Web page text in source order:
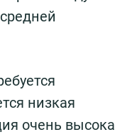
низкая
очень высока